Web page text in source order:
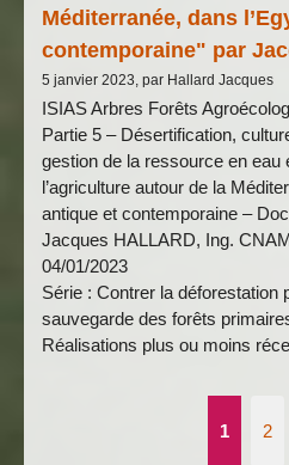
Méditerranée, dans
contemporaine" par
5 janvier 2023, par Hallard Jacques
ISIAS Arbres Forêts
Partie 5 – Désertification,
gestion de la ressource en eau
l’agriculture autour de la
antique et contemporaine –
Jacques HALLARD, Ing.
04/01/2023
Série : Contrer la déforestation
sauvegarde des forêts
Réalisations plus ou moins
1 2